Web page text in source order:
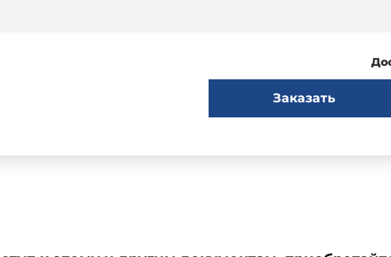
Заказать